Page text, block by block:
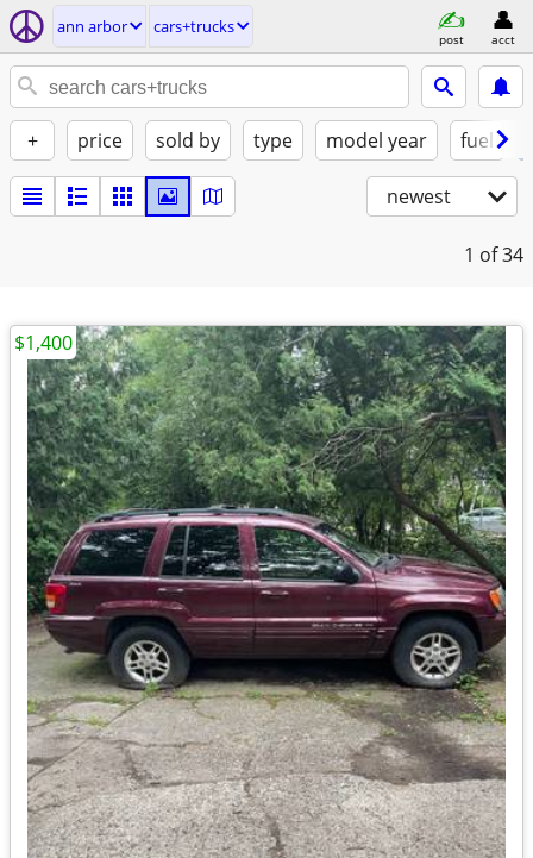
ann arbor cars+trucks
post acct
+ price sold by type model year fuel
newest
1 of 34
$1,400